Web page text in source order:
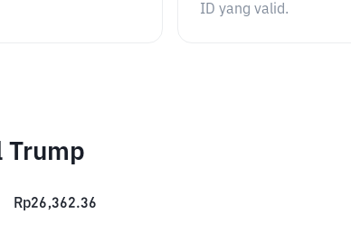
ID yang valid.
Trump
Rp26,362.36